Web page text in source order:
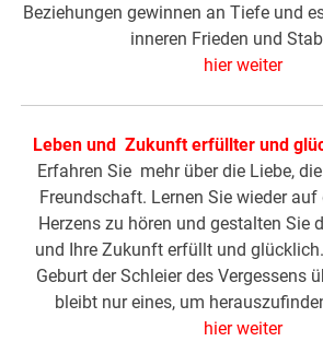
Beziehungen gewinnen an Tiefe und
inneren Frieden und
hier weiter
Leben und Zukunft erfüllter und
Erfahren Sie mehr über die Liebe,
Freundschaft. Lernen Sie wieder
Herzens zu hören und gestalten Sie
und Ihre Zukunft erfüllt und
Geburt der Schleier des Vergessens
bleibt nur eines, um
hier weiter